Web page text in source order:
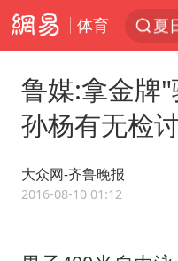
体育
《
白
鲁媒:拿金牌
孙杨有无检
大众网-齐鲁晚报
2016-08-10 01:12